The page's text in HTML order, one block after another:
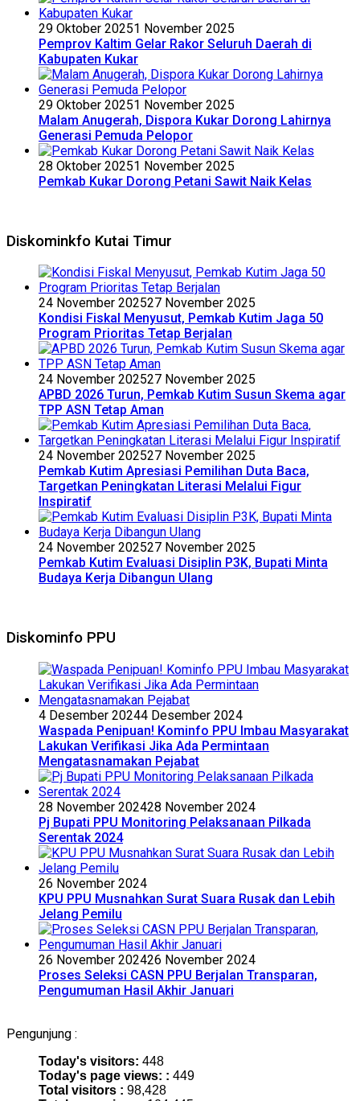
29 Oktober 20251 November 2025
Pemprov Kaltim Gelar Rakor Seluruh Daerah di
Kabupaten Kukar
29 Oktober 20251 November 2025
Malam Anugerah, Dispora Kukar Dorong Lahirnya
Generasi Pemuda Pelopor
28 Oktober 20251 November 2025
Pemkab Kukar Dorong Petani Sawit Naik Kelas
Diskominkfo Kutai Timur
24 November 202527 November 2025
Kondisi Fiskal Menyusut, Pemkab Kutim Jaga 50
Program Prioritas Tetap Berjalan
24 November 202527 November 2025
APBD 2026 Turun, Pemkab Kutim Susun Skema agar
TPP ASN Tetap Aman
24 November 202527 November 2025
Pemkab Kutim Apresiasi Pemilihan Duta Baca,
Targetkan Peningkatan Literasi Melalui Figur
Inspiratif
24 November 202527 November 2025
Pemkab Kutim Evaluasi Disiplin P3K, Bupati Minta
Budaya Kerja Dibangun Ulang
Diskominfo PPU
4 Desember 20244 Desember 2024
Waspada Penipuan! Kominfo PPU Imbau Masyarakat
Lakukan Verifikasi Jika Ada Permintaan
Mengatasnamakan Pejabat
28 November 202428 November 2024
Pj Bupati PPU Monitoring Pelaksanaan Pilkada
Serentak 2024
26 November 2024
KPU PPU Musnahkan Surat Suara Rusak dan Lebih
Jelang Pemilu
26 November 202426 November 2024
Proses Seleksi CASN PPU Berjalan Transparan,
Pengumuman Hasil Akhir Januari
Pengunjung :
Today's visitors: 448
Today's page views: : 449
Total visitors : 98,428